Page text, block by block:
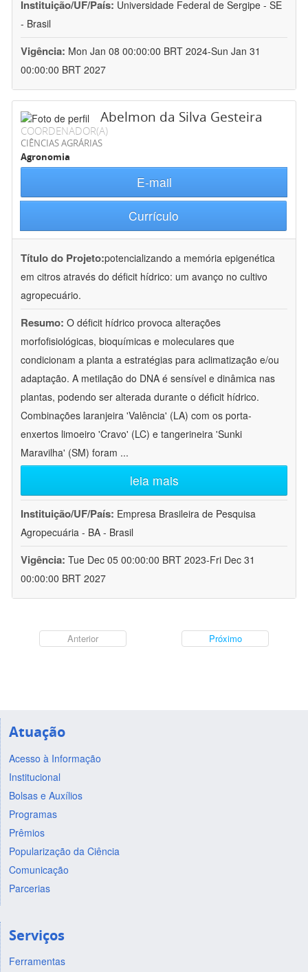
Instituição/UF/País: Universidade Federal de Sergipe - SE
- Brasil
Vigência: Mon Jan 08 00:00:00 BRT 2024-Sun Jan 31
00:00:00 BRT 2027
Abelmon da Silva Gesteira
COORDENADOR(A)
CIÊNCIAS AGRÁRIAS
Agronomia
E-mail
Currículo
Título do Projeto:potencializando a memória epigenética
em citros através do déficit hídrico: um avanço no cultivo
agropecuário.
Resumo: O déficit hídrico provoca alterações
morfofisiológicas, bioquímicas e moleculares que
condicionam a planta a estratégias para aclimatização e/ou
adaptação. A metilação do DNA é sensível e dinâmica nas
plantas, podendo ser alterada durante o déficit hídrico.
Combinações laranjeira 'Valência' (LA) com os porta-
enxertos limoeiro 'Cravo' (LC) e tangerineira 'Sunki
Maravilha' (SM) foram ...
leia mais
Instituição/UF/País: Empresa Brasileira de Pesquisa
Agropecuária - BA - Brasil
Vigência: Tue Dec 05 00:00:00 BRT 2023-Fri Dec 31
00:00:00 BRT 2027
Anterior Próximo
Atuação
Acesso à Informação
Institucional
Bolsas e Auxílios
Programas
Prêmios
Popularização da Ciência
Comunicação
Parcerias
Serviços
Ferramentas